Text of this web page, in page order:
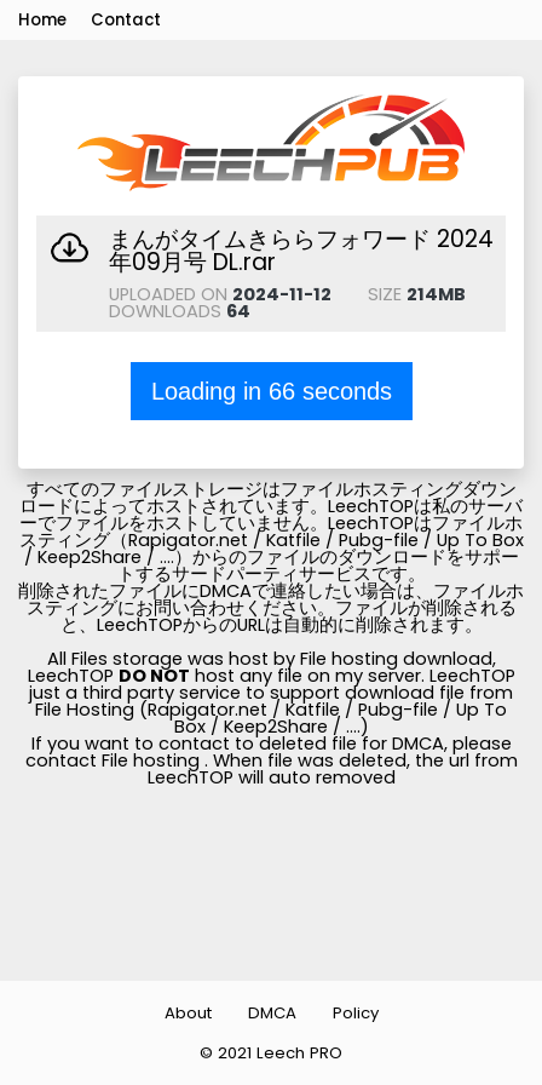
Home Contact
まんがタイムきららフォワード 2024
年09月号 DL.rar
UPLOADED ON 2024-11-12 SIZE 214MB
DOWNLOADS 64
Loading in 66seconds
すべてのファイルストレージはファイルホスティングダウン
ロードによってホストされています。LeechTOPは私のサーバ
ーでファイルをホストしていません。LeechTOPはファイルホ
スティング（Rapigator.net / Katfile / Pubg-file / Up To Box
/ Keep2Share / ....）からのファイルのダウンロードをサポー
トするサードパーティサービスです。
削除されたファイルにDMCAで連絡したい場合は、ファイルホ
スティングにお問い合わせください。ファイルが削除される
と、LeechTOPからのURLは自動的に削除されます。
All Files storage was host by File hosting download,
LeechTOP DO NOT host any file on my server. LeechTOP
just a third party service to support download file from
File Hosting (Rapigator.net / Katfile / Pubg-file / Up To
Box / Keep2Share / ....)
If you want to contact to deleted file for DMCA, please
contact File hosting . When file was deleted, the url from
LeechTOP will auto removed
© 2021 Leech PRO
About DMCA Policy